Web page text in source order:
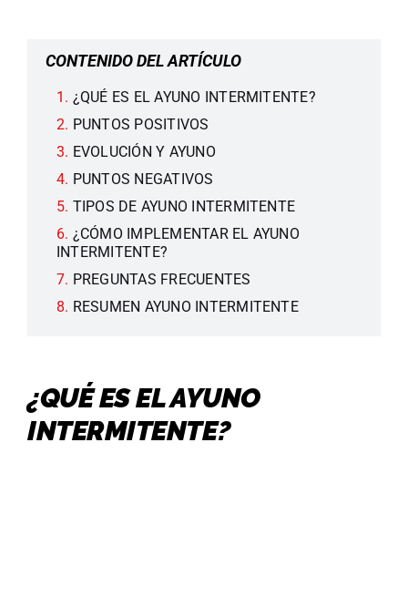
CONTENIDO DEL ARTÍCULO
¿QUÉ ES EL AYUNO INTERMITENTE?
PUNTOS POSITIVOS
EVOLUCIÓN Y AYUNO
PUNTOS NEGATIVOS
TIPOS DE AYUNO INTERMITENTE
¿CÓMO IMPLEMENTAR EL AYUNO
INTERMITENTE?
PREGUNTAS FRECUENTES
RESUMEN AYUNO INTERMITENTE
¿QUÉ ES EL AYUNO
INTERMITENTE?